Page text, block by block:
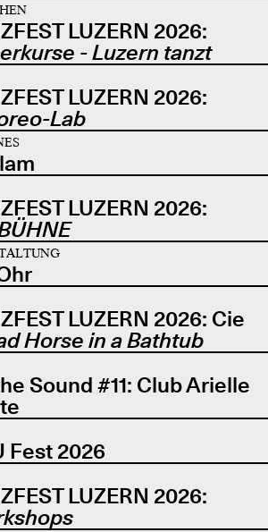
LUZERN 2026:
- Luzern tanzt
LUZERN 2026:
Lab
LUZERN 2026:
LUZERN 2026: Cie
Horse in a Bathtub
Sound #11: Club Arielle
Fest 2026
LUZERN 2026: